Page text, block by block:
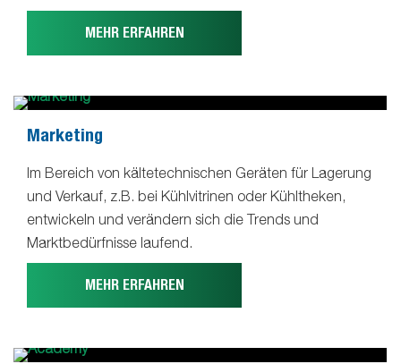
MEHR ERFAHREN
Marketing
Im Bereich von kältetechnischen Geräten für Lagerung
und Verkauf, z.B. bei Kühlvitrinen oder Kühltheken,
entwickeln und verändern sich die Trends und
Marktbedürfnisse laufend.
MEHR ERFAHREN